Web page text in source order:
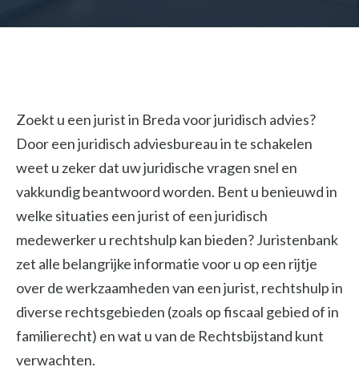
Zoekt u een jurist in Breda voor juridisch advies?
Door een juridisch adviesbureau in te schakelen
weet u zeker dat uw juridische vragen snel en
vakkundig beantwoord worden. Bent u benieuwd in
welke situaties een jurist of een juridisch
medewerker u rechtshulp kan bieden? Juristenbank
zet alle belangrijke informatie voor u op een rijtje
over de werkzaamheden van een jurist, rechtshulp in
diverse rechtsgebieden (zoals op fiscaal gebied of in
familierecht) en wat u van de Rechtsbijstand kunt
verwachten.